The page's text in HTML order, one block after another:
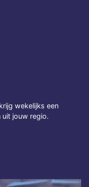
wekelijks een
uit jouw regio.